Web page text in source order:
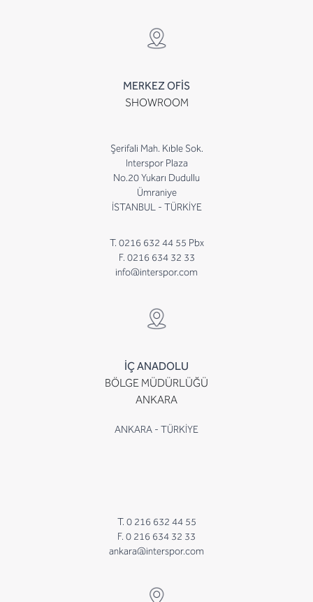
MERKEZ OFİS
SHOWROOM
Şerifali Mah. Kıble Sok.
Interspor Plaza
No.20 Yukarı Dudullu
Ümraniye
İSTANBUL - TÜRKİYE
T. 0216 632 44 55 Pbx
F. 0216 634 32 33
info@interspor.com
İÇ ANADOLU
BÖLGE MÜDÜRLÜĞÜ
ANKARA
ANKARA - TÜRKİYE
T. 0 216 632 44 55
F. 0 216 634 32 33
ankara@interspor.com